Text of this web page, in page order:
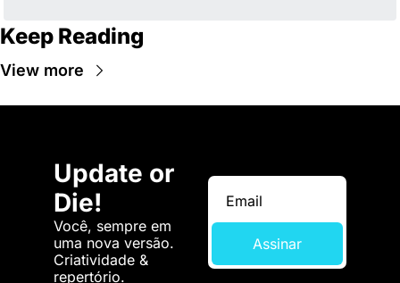
Keep Reading
View more
Update or
Die!
Você, sempre em
uma nova versão.
Criatividade &
repertório.
Assinar